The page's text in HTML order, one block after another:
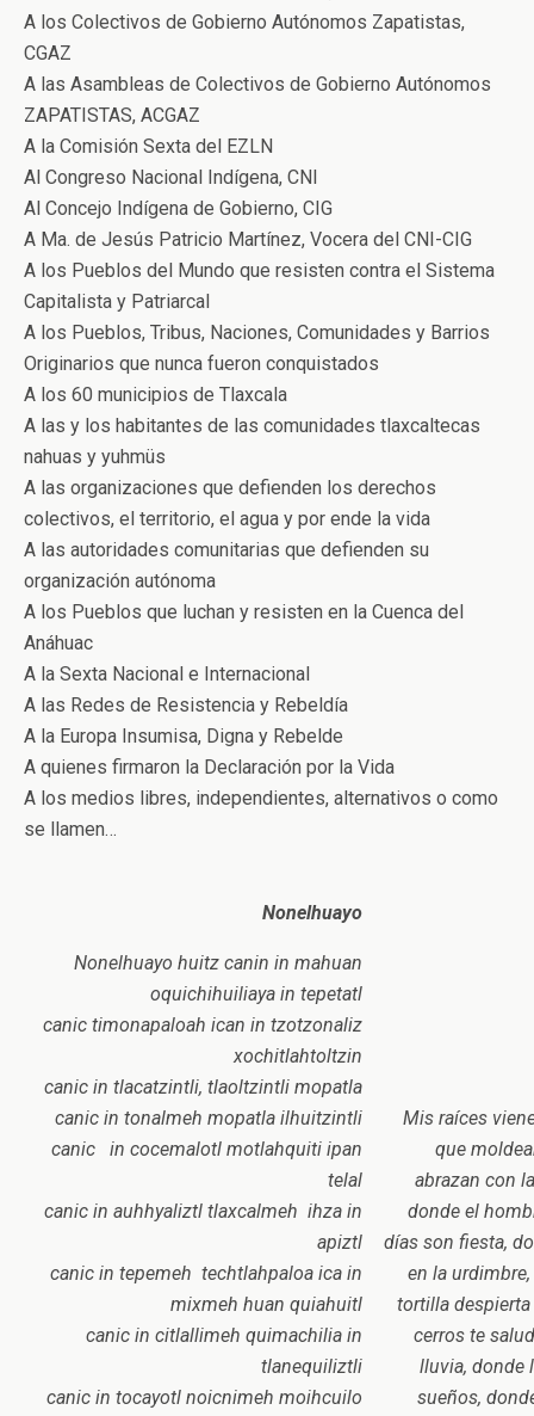
A los Colectivos de Gobierno Autónomos Zapatistas,
CGAZ
A las Asambleas de Colectivos de Gobierno Autónomos
ZAPATISTAS, ACGAZ
A la Comisión Sexta del EZLN
Al Congreso Nacional Indígena, CNI
Al Concejo Indígena de Gobierno, CIG
A Ma. de Jesús Patricio Martínez, Vocera del CNI-CIG
A los Pueblos del Mundo que resisten contra el Sistema
Capitalista y Patriarcal
A los Pueblos, Tribus, Naciones, Comunidades y Barrios
Originarios que nunca fueron conquistados
A los 60 municipios de Tlaxcala
A las y los habitantes de las comunidades tlaxcaltecas
nahuas y yuhmüs
A las organizaciones que defienden los derechos
colectivos, el territorio, el agua y por ende la vida
A las autoridades comunitarias que defienden su
organización autónoma
A los Pueblos que luchan y resisten en la Cuenca del
Anáhuac
A la Sexta Nacional e Internacional
A las Redes de Resistencia y Rebeldía
A la Europa Insumisa, Digna y Rebelde
A quienes firmaron la Declaración por la Vida
A los medios libres, independientes, alternativos o como
se llamen…
Nonelhuayo
Nonelhuayo huitz canin in mahuan
oquichihuiliaya in tepetatl
canic timonapaloah ican in tzotzonaliz
xochitlahtoltzin
canic in tlacatzintli, tlaoltzintli mopatla
canic in tonalmeh mopatla ilhuitzintli
canic in cocemalotl motlahquiti ipan
telal
canic in auhhyaliztl tlaxcalmeh ihza in
apiztl
canic in tepemeh techtlahpaloa ica in
mixmeh huan quiahuitl
canic in citlallimeh quimachilia in
tlanequiliztli
canic in tocayotl noicnimeh moihcuilo
Mis raíces
que
abrazan con
donde el
días son fiesta,
en la urdimbre,
tortilla
cerros te
lluvia, donde
sueños,